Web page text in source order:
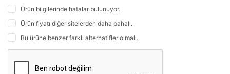
Ürün bilgilerinde hatalar bulunuyor.
Ürün fiyatı diğer sitelerden daha pahalı.
Bu ürüne benzer farklı alternatifler olmalı.